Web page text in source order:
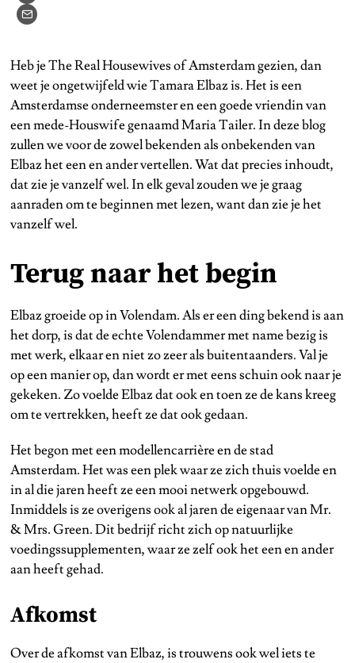
Heb je The Real Housewives of Amsterdam gezien, dan
weet je ongetwijfeld wie Tamara Elbaz is. Het is een
Amsterdamse onderneemster en een goede vriendin van
een mede-Houswife genaamd Maria Tailer. In deze blog
zullen we voor de zowel bekenden als onbekenden van
Elbaz het een en ander vertellen. Wat dat precies inhoudt,
dat zie je vanzelf wel. In elk geval zouden we je graag
aanraden om te beginnen met lezen, want dan zie je het
vanzelf wel.
Terug naar het begin
Elbaz groeide op in Volendam. Als er een ding bekend is aan
het dorp, is dat de echte Volendammer met name bezig is
met werk, elkaar en niet zo zeer als buitentaanders. Val je
op een manier op, dan wordt er met eens schuin ook naar je
gekeken. Zo voelde Elbaz dat ook en toen ze de kans kreeg
om te vertrekken, heeft ze dat ook gedaan.
Het begon met een modellencarrière en de stad
Amsterdam. Het was een plek waar ze zich thuis voelde en
in al die jaren heeft ze een mooi netwerk opgebouwd.
Inmiddels is ze overigens ook al jaren de eigenaar van Mr.
& Mrs. Green. Dit bedrijf richt zich op natuurlijke
voedingssupplementen, waar ze zelf ook het een en ander
aan heeft gehad.
Afkomst
Over de afkomst van Elbaz, is trouwens ook wel iets te